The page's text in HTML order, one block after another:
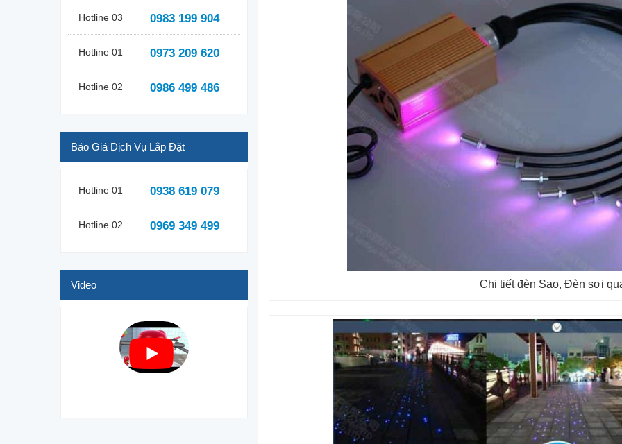
Hotline 03 0983 199 904
Hotline 01 0973 209 620
Hotline 02 0986 499 486
Báo Giá Dịch Vụ Lắp Đặt
Hotline 01 0938 619 079
Hotline 02 0969 349 499
Video Chi tiết đèn Sao, Đèn sơi